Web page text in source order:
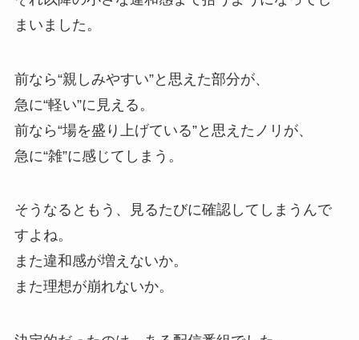
まいました。
前なら“親しみやすい”と思えた部分が、
急に“軽い”に見える。
前なら“場を盛り上げている”と思えたノリが、
急に“雑”に感じてしまう。
そうなるともう、見るたびに確認してしまうんで
すよね。
また違和感が増えないか。
また理想が崩れないか。